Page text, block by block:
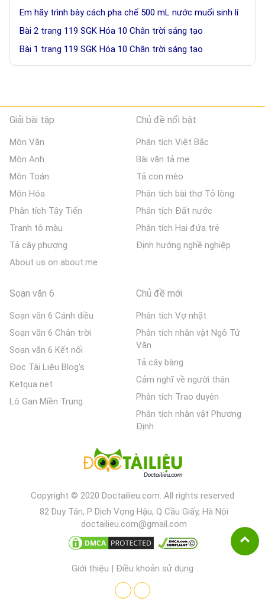
Em hãy trình bày cách pha chế 500 mL nước muối sinh lí
Bài 2 trang 119 SGK Hóa 10 Chân trời sáng tạo
Bài 1 trang 119 SGK Hóa 10 Chân trời sáng tạo
Giải bài tập
Môn Văn
Môn Anh
Môn Toán
Môn Hóa
Phân tích Tây Tiến
Tranh tô màu
Tả cây phượng
About us on about.me
Chủ đề nổi bật
Phân tích Việt Bắc
Bài văn tả mẹ
Tả con mèo
Phân tích bài thơ Tỏ lòng
Phân tích Đất nước
Phân tích Hai đứa trẻ
Định hướng nghề nghiệp
Soạn văn 6
Soạn văn 6 Cánh diều
Soạn văn 6 Chân trời
Soạn văn 6 Kết nối
Đọc Tài Liệu Blog's
Ketqua net
Lô Gan Miền Trung
Chủ đề mới
Phân tích Vợ nhặt
Phân tích nhân vật Ngô Tử
Văn
Tả cây bàng
Cảm nghĩ về người thân
Phân tích Trao duyên
Phân tích nhân vật Phương
Định
Copyright © 2020 Doctailieu.com. All rights reserved
82 Duy Tân, P Dịch Vọng Hậu, Q Cầu Giấy, Hà Nội
doctailieu.com@gmail.com
Giới thiệu | Điều khoản sử dụng